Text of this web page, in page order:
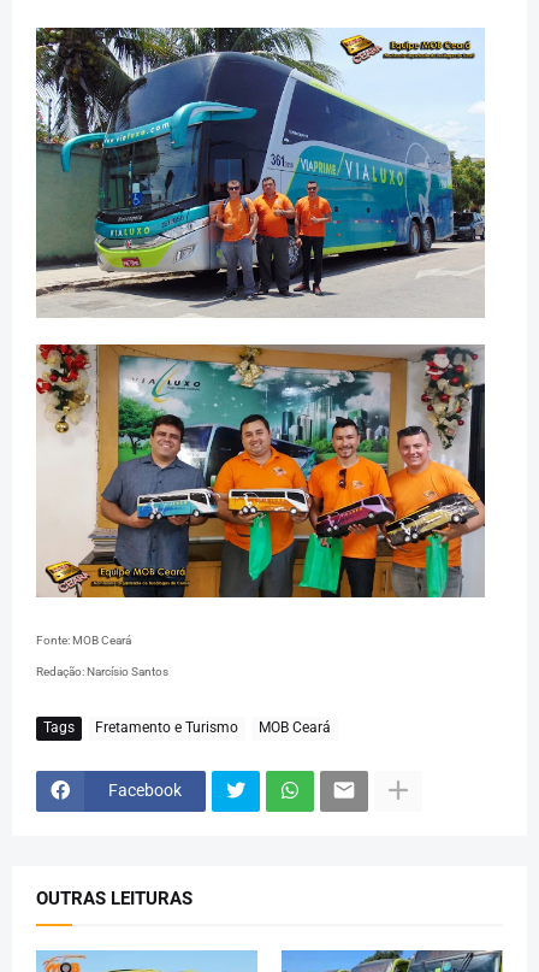
Fonte: MOB Ceará
Redação: Narcísio Santos
Tags Fretamento e Turismo MOB Ceará
Facebook
OUTRAS LEITURAS